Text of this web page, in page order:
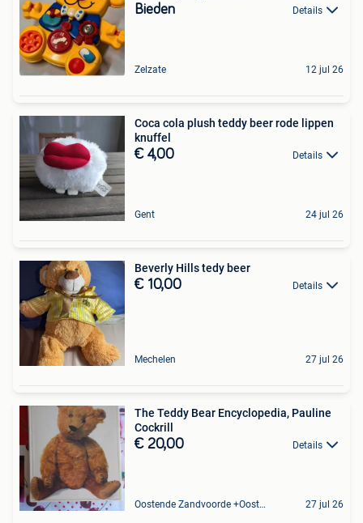
Bieden Details
Zelzate 12 jul 26
Coca cola plush teddy beer rode lippen
knuffel
€ 4,00 Details
Gent 24 jul 26
Beverly Hills tedy beer
€ 10,00 Details
Mechelen 27 jul 26
The Teddy Bear Encyclopedia, Pauline
Cockrill
€ 20,00 Details
Oostende Zandvoorde +Oostende 27 jul 26